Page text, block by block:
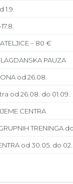
1.9.
– 80 €
PAUZA
od 26.08.
od 26.08. do 01.09.
CENTRA
TRENINGA
od 30.05. do